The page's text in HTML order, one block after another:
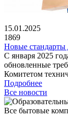
15.01.2025
1869
Новые стандарты
С января 2025
обновленные
Комитетом
Подробнее
Все новости
Все бытовые